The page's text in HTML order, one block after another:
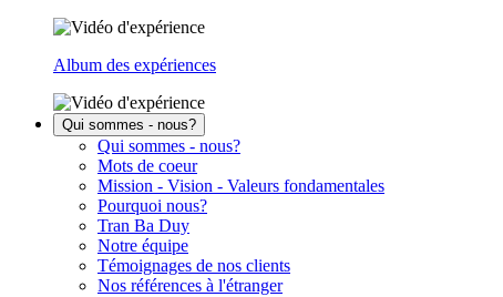
Album des expériences
Qui sommes - nous?
Qui sommes - nous?
Mots de coeur
Mission - Vision - Valeurs fondamentales
Pourquoi nous?
Tran Ba Duy
Notre équipe
Témoignages de nos clients
Nos références à l'étranger